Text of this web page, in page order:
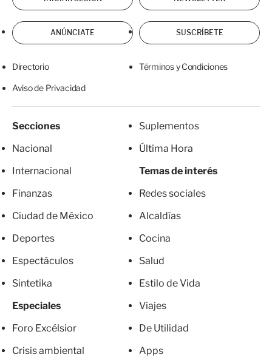
ANÚNCIATE SUSCRÍBETE
Directorio Términos y Condiciones
Aviso de Privacidad
Secciones
Nacional
Internacional
Finanzas
Ciudad de México
Deportes
Espectáculos
Sintetika
Especiales
Foro Excélsior
Crisis ambiental
Suplementos
Última Hora
Temas de interés
Redes sociales
Alcaldías
Cocina
Salud
Estilo de Vida
Viajes
De Utilidad
Apps